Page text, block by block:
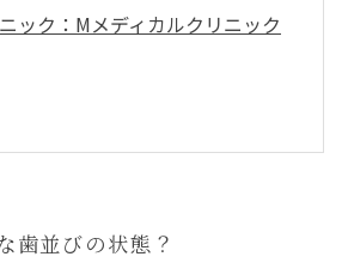
ック：Mメディカルクリニック
歯並びの状態？